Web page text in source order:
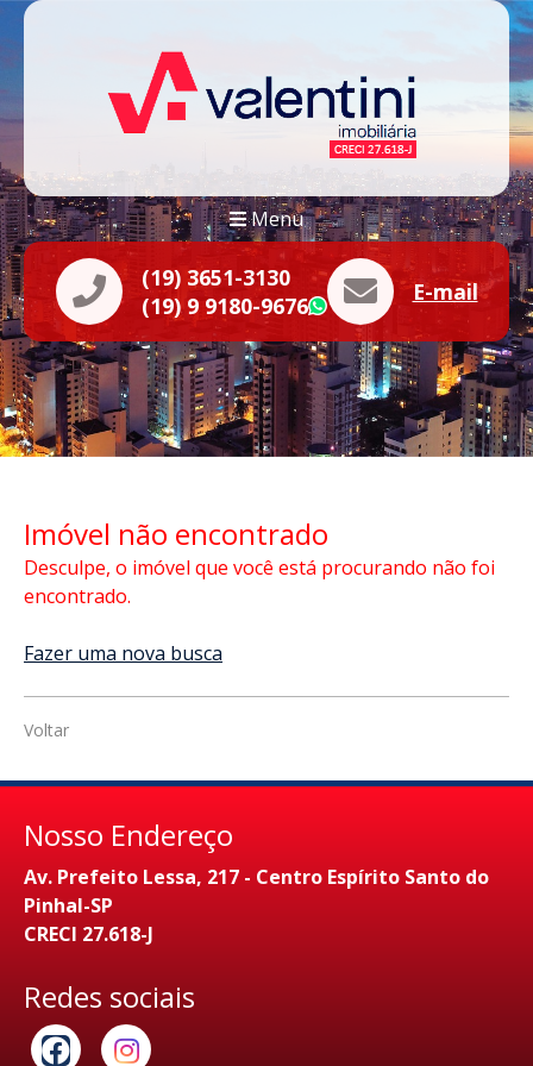
Menu
(19) 3651-3130
(19) 9 9180-9676
WhatsApp
E-mail
Imóvel não encontrado
Desculpe, o imóvel que você está procurando não foi
encontrado.
Fazer uma nova busca
Voltar
Nosso Endereço
Av. Prefeito Lessa, 217 - Centro Espírito Santo do
Pinhal-SP
CRECI 27.618-J
Redes sociais